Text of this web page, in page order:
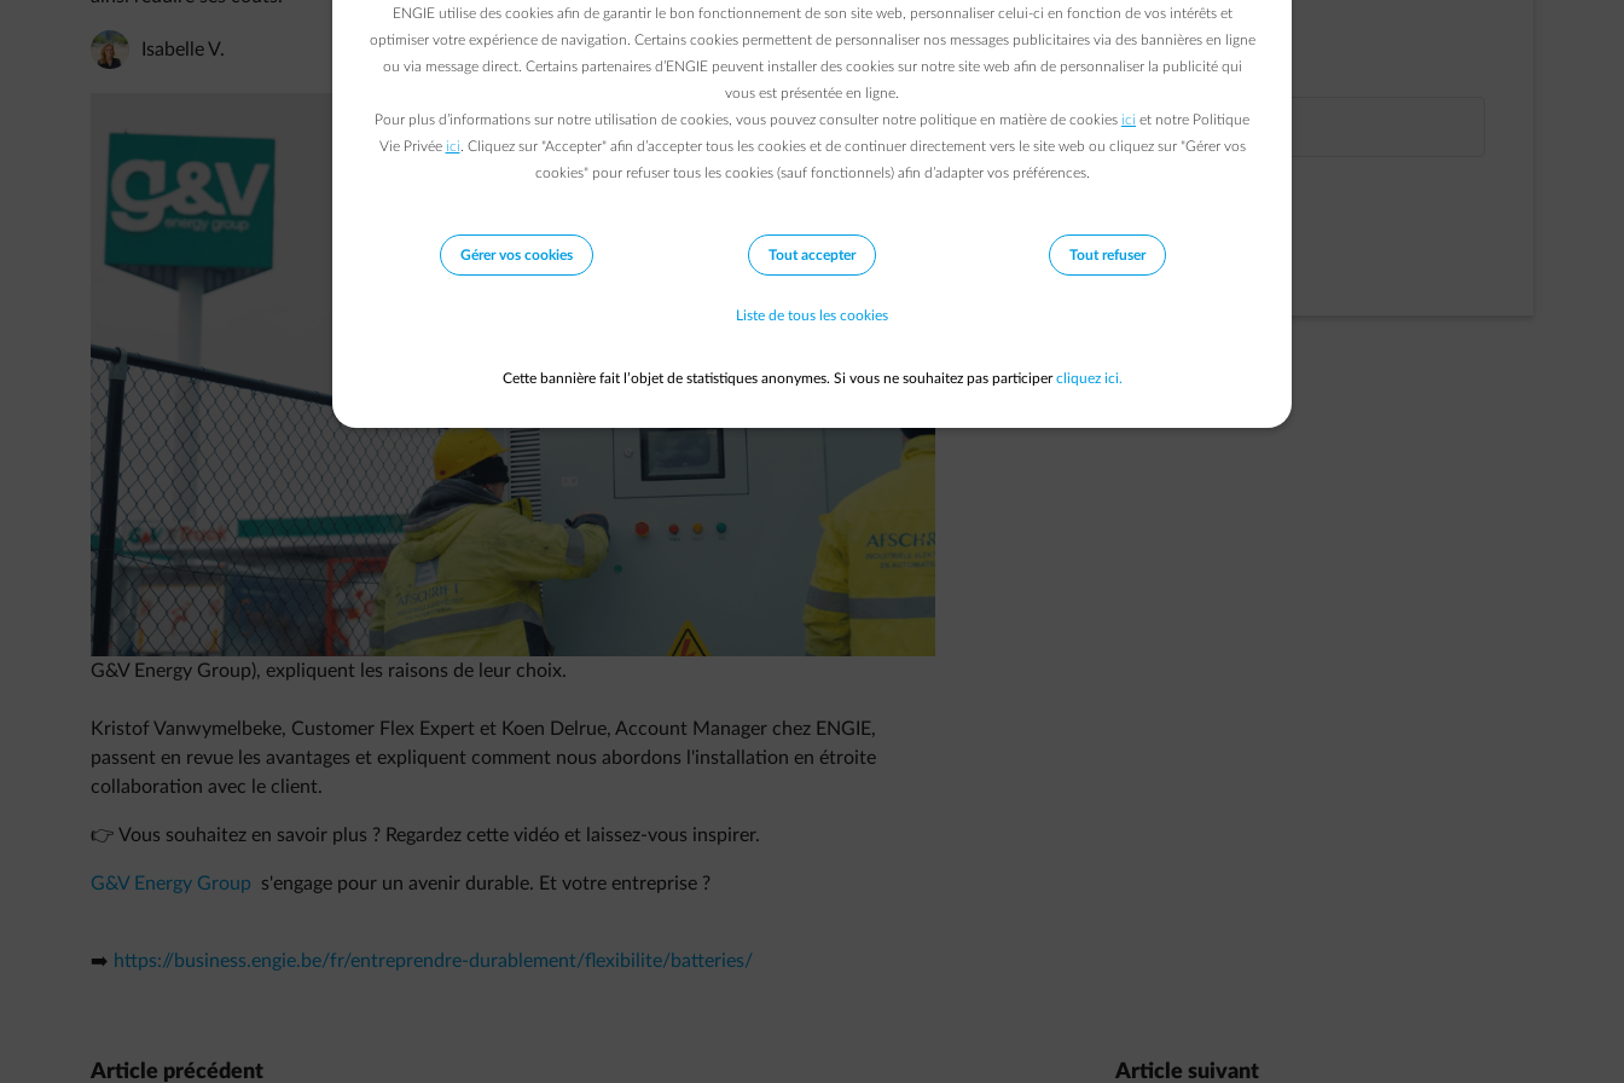
Isabelle V. 10/06/2026|1 min.
Quels sont les avantages d'une batterie intelligente (BESS) et comment ENGIE accompagne-t-il les
entreprises dans son installation et sa gestion ?
Dans cette vidéo, Xavier De Wulf (CEO G&V Energy Group) et Joachim Maes (Energy Manager
G&V Energy Group), expliquent les raisons de leur choix.
Kristof Vanwymelbeke, Customer Flex Expert et Koen Delrue, Account Manager chez ENGIE,
passent en revue les avantages et expliquent comment nous abordons l'installation en étroite
collaboration avec le client.
👉 Vous souhaitez en savoir plus ? Regardez cette vidéo et laissez-vous inspirer.
G&V Energy Group s'engage pour un avenir durable. Et votre entreprise ?
➡️ https://business.engie.be/fr/entreprendre-durablement/flexibilite/batteries/
Article précédent Article suivant
ENGIE utilise des cookies afin de garantir le bon fonctionnement de son site web, personnaliser celui-ci en fonction de vos intérêts et
optimiser votre expérience de navigation. Certains cookies permettent de personnaliser nos messages publicitaires via des bannières en ligne
ou via message direct. Certains partenaires d’ENGIE peuvent installer des cookies sur notre site web afin de personnaliser la publicité qui
vous est présentée en ligne.
Pour plus d’informations sur notre utilisation de cookies, vous pouvez consulter notre politique en matière de cookies ici et notre Politique
Vie Privée ici . Cliquez sur "Accepter" afin d’accepter tous les cookies et de continuer directement vers le site web ou cliquez sur "Gérer vos
cookies" pour refuser tous les cookies (sauf fonctionnels) afin d’adapter vos préférences.
Gérer vos cookies Tout accepter Tout refuser
Liste de tous les cookies
Cette bannière fait l’objet de statistiques anonymes. Si vous ne souhaitez pas participercliquez ici.